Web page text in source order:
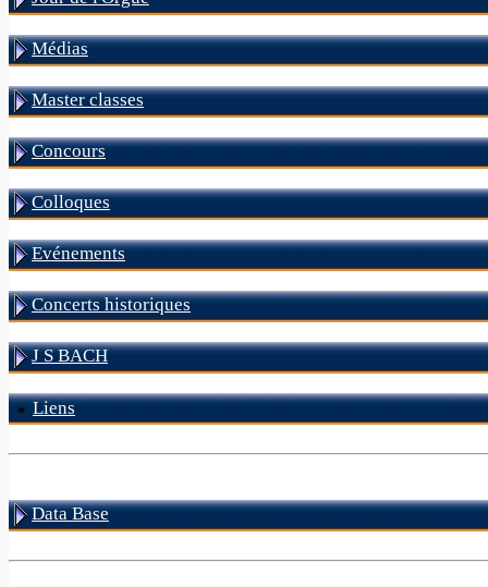
Médias
Master classes
Concours
Colloques
Evénements
Concerts historiques
J S BACH
Liens
Data Base